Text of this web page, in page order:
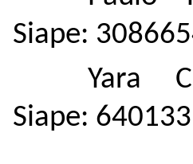
Siape:
Yara
Siape: